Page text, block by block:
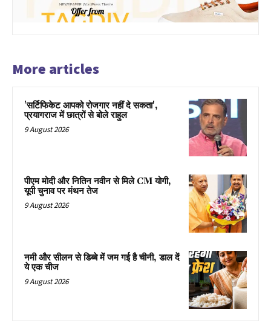
More articles
'सर्टिफिकेट आपको रोजगार नहीं दे सकता',
प्रयागराज में छात्रों से बोले राहुल
9 August 2026
पीएम मोदी और नितिन नवीन से मिले CM योगी,
यूपी चुनाव पर मंथन तेज
9 August 2026
नमी और सीलन से डिब्बे में जम गई है चीनी, डाल दें
ये एक चीज
9 August 2026